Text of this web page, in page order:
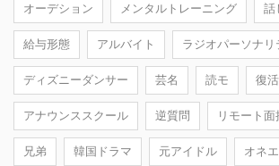
オーデション メンタルトレーニング 話
給与形態 アルバイト ラジオパーソナリ
ディズニーダンサー 芸名 読モ 復活
アナウンススクール 逆質問 リモート面
兄弟 韓国ドラマ 元アイドル オネエ